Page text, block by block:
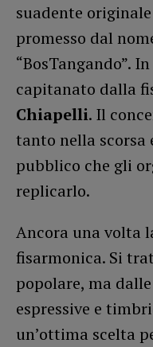
suadente
promesso dal
“BosTangando”.
capitanato dalla
Chiapelli. Il
tanto nella scorsa
pubblico che gli
replicarlo.
Ancora una volta
fisarmonica. Si
popolare, ma
espressive e
un’ottima scelta